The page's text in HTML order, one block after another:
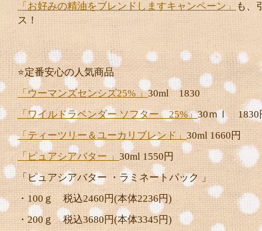
「お好みの精油をブレンドしますキャンペーン」 も、
ス！
⭐️定番安心の人気商品
「ウーマンズセンシズ25% 」30ml 1830
「ワイルドラベンダー ソフター 25%」30ｍｌ 1830
「ティーツリー＆ユーカリブレンド」 30ml 1660円
「ピュアシアバター 」 30ml 1550円
「ピュアシアバター ・ラミネートパック 」
・100ｇ 税込2460円(本体2236円)
・200ｇ 税込3680円(本体3345円)